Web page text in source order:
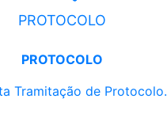
PROTOCOLO
PROTOCOLO
Tramitação de Protocolo.